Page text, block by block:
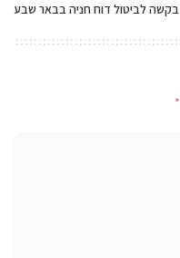
בקשה לביטול דוח חניה בבאר שבע
*